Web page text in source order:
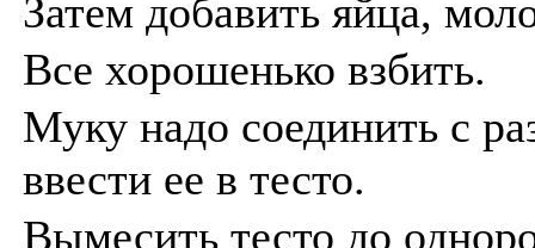
Затем добавить яйца,
Все хорошенько взбить.
Муку надо соединить с
ввести ее в тесто.
Вымесить тесто до